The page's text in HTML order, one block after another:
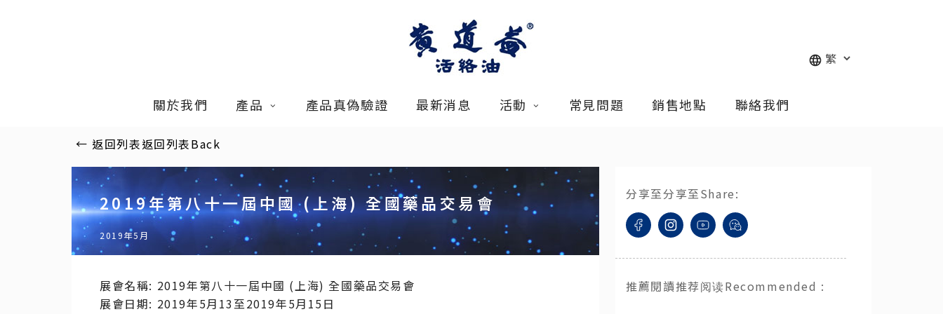
關於我們 產品 產品真偽驗證 最新消息 活動 常見問題 銷售地點 聯絡我們
← 返回列表返回列表Back
2019年第八十一屆中國 (上海) 全國藥品交易會
2019年5月
展會名稱: 2019年第八十一屆中國 (上海) 全國藥品交易會
展會日期: 2019年5月13至2019年5月15日
分享至分享至Share:
推薦閱讀推荐阅读Recommended :